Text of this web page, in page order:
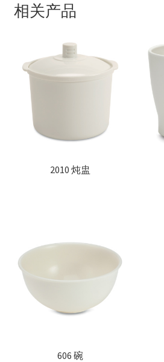
相关产品
2010 炖盅
606 碗